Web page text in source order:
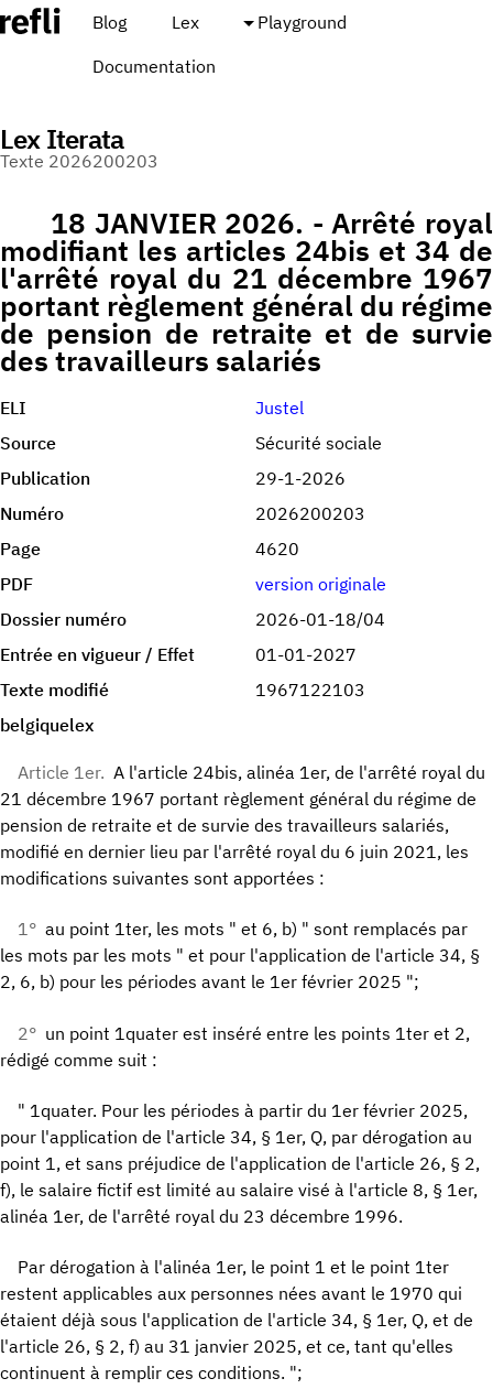
Blog Lex
Playground
Documentation
Lex Iterata
Texte 2026200203
18 JANVIER 2026. - Arrêté royal
modifiant les articles 24bis et 34 de
l'arrêté royal du 21 décembre 1967
portant règlement général du régime
de pension de retraite et de survie
des travailleurs salariés
ELI
Justel
Source
Sécurité sociale
Publication
29-1-2026
Numéro
2026200203
Page
4620
PDF
version originale
Dossier numéro
2026-01-18/04
Entrée en vigueur / Effet
01-01-2027
Texte modifié
1967122103
belgiquelex
Article 1er. A l'article 24bis, alinéa 1er, de l'arrêté royal du
21 décembre 1967 portant règlement général du régime de
pension de retraite et de survie des travailleurs salariés,
modifié en dernier lieu par l'arrêté royal du 6 juin 2021, les
modifications suivantes sont apportées :
1° au point 1ter, les mots " et 6, b) " sont remplacés par
les mots par les mots " et pour l'application de l'article 34, §
2, 6, b) pour les périodes avant le 1er février 2025 ";
2° un point 1quater est inséré entre les points 1ter et 2,
rédigé comme suit :
" 1quater. Pour les périodes à partir du 1er février 2025,
pour l'application de l'article 34, § 1er, Q, par dérogation au
point 1, et sans préjudice de l'application de l'article 26, § 2,
f), le salaire fictif est limité au salaire visé à l'article 8, § 1er,
alinéa 1er, de l'arrêté royal du 23 décembre 1996.
Par dérogation à l'alinéa 1er, le point 1 et le point 1ter
restent applicables aux personnes nées avant le 1970 qui
étaient déjà sous l'application de l'article 34, § 1er, Q, et de
l'article 26, § 2, f) au 31 janvier 2025, et ce, tant qu'elles
continuent à remplir ces conditions. ";